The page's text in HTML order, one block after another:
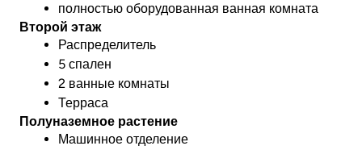
полностью оборудованная ванная комната
Второй этаж
Распределитель
5 спален
2 ванные комнаты
Терраса
Полуназемное растение
Машинное отделение